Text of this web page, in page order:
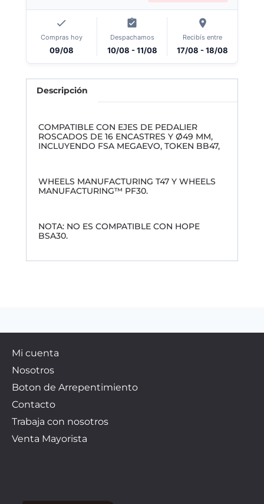
Compras hoy
09/08
Despachamos
10/08 - 11/08
Recibís entre
17/08 - 18/08
Descripción
COMPATIBLE CON EJES DE PEDALIER
ROSCADOS DE 16 ENCASTRES Y Ø49 MM,
INCLUYENDO FSA MEGAEVO, TOKEN BB47,
WHEELS MANUFACTURING T47 Y WHEELS
MANUFACTURING™ PF30.
NOTA: NO ES COMPATIBLE CON HOPE
BSA30.
Mi cuenta
Nosotros
Boton de Arrepentimiento
Contacto
Trabaja con nosotros
Venta Mayorista